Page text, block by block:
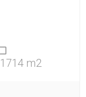
1714 m2